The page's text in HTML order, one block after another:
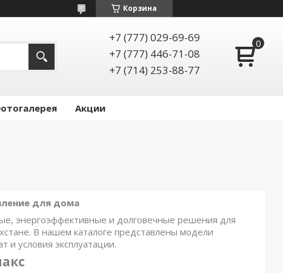
Корзина
+7 (777) 029-69-69
+7 (777) 446-71-08
+7 (714) 253-88-77
Акции
для дома
энергоэффективные и долговечные решения для
В нашем каталоге представлены модели
условия эксплуатации.